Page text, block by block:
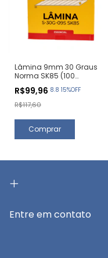
Lâmina 9mm 30 Graus
Norma SK85 (100
R$99,96 8.8 15%OFF
R$117,60
Entre em contato